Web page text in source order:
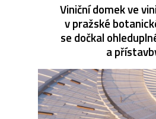
Viniční domek ve
v pražské
se dočkal
a